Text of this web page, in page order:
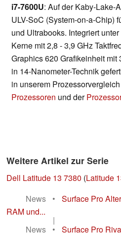
i7-7600U: Auf der Kaby-Lake-
ULV-SoC (System-on-a-Chip)
und Ultrabooks. Integriert
Kerne mit 2,8 - 3,9 GHz
Graphics 620 Grafikeinheit mit
in 14-Nanometer-Technik
in unserem Prozessorvergleich
Prozessoren und der
Weitere Artikel zur Serie
Dell Latitude 13 7380 (Latitude
News
•
Surface Pro
RAM und...
|
News
•
Surface Pro